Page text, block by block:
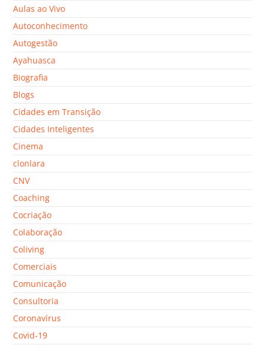
Aulas ao Vivo
Autoconhecimento
Autogestão
Ayahuasca
Biografia
Blogs
Cidades em Transição
Cidades Inteligentes
Cinema
clonlara
CNV
Coaching
Cocriação
Colaboração
Coliving
Comerciais
Comunicação
Consultoria
Coronavírus
Covid-19